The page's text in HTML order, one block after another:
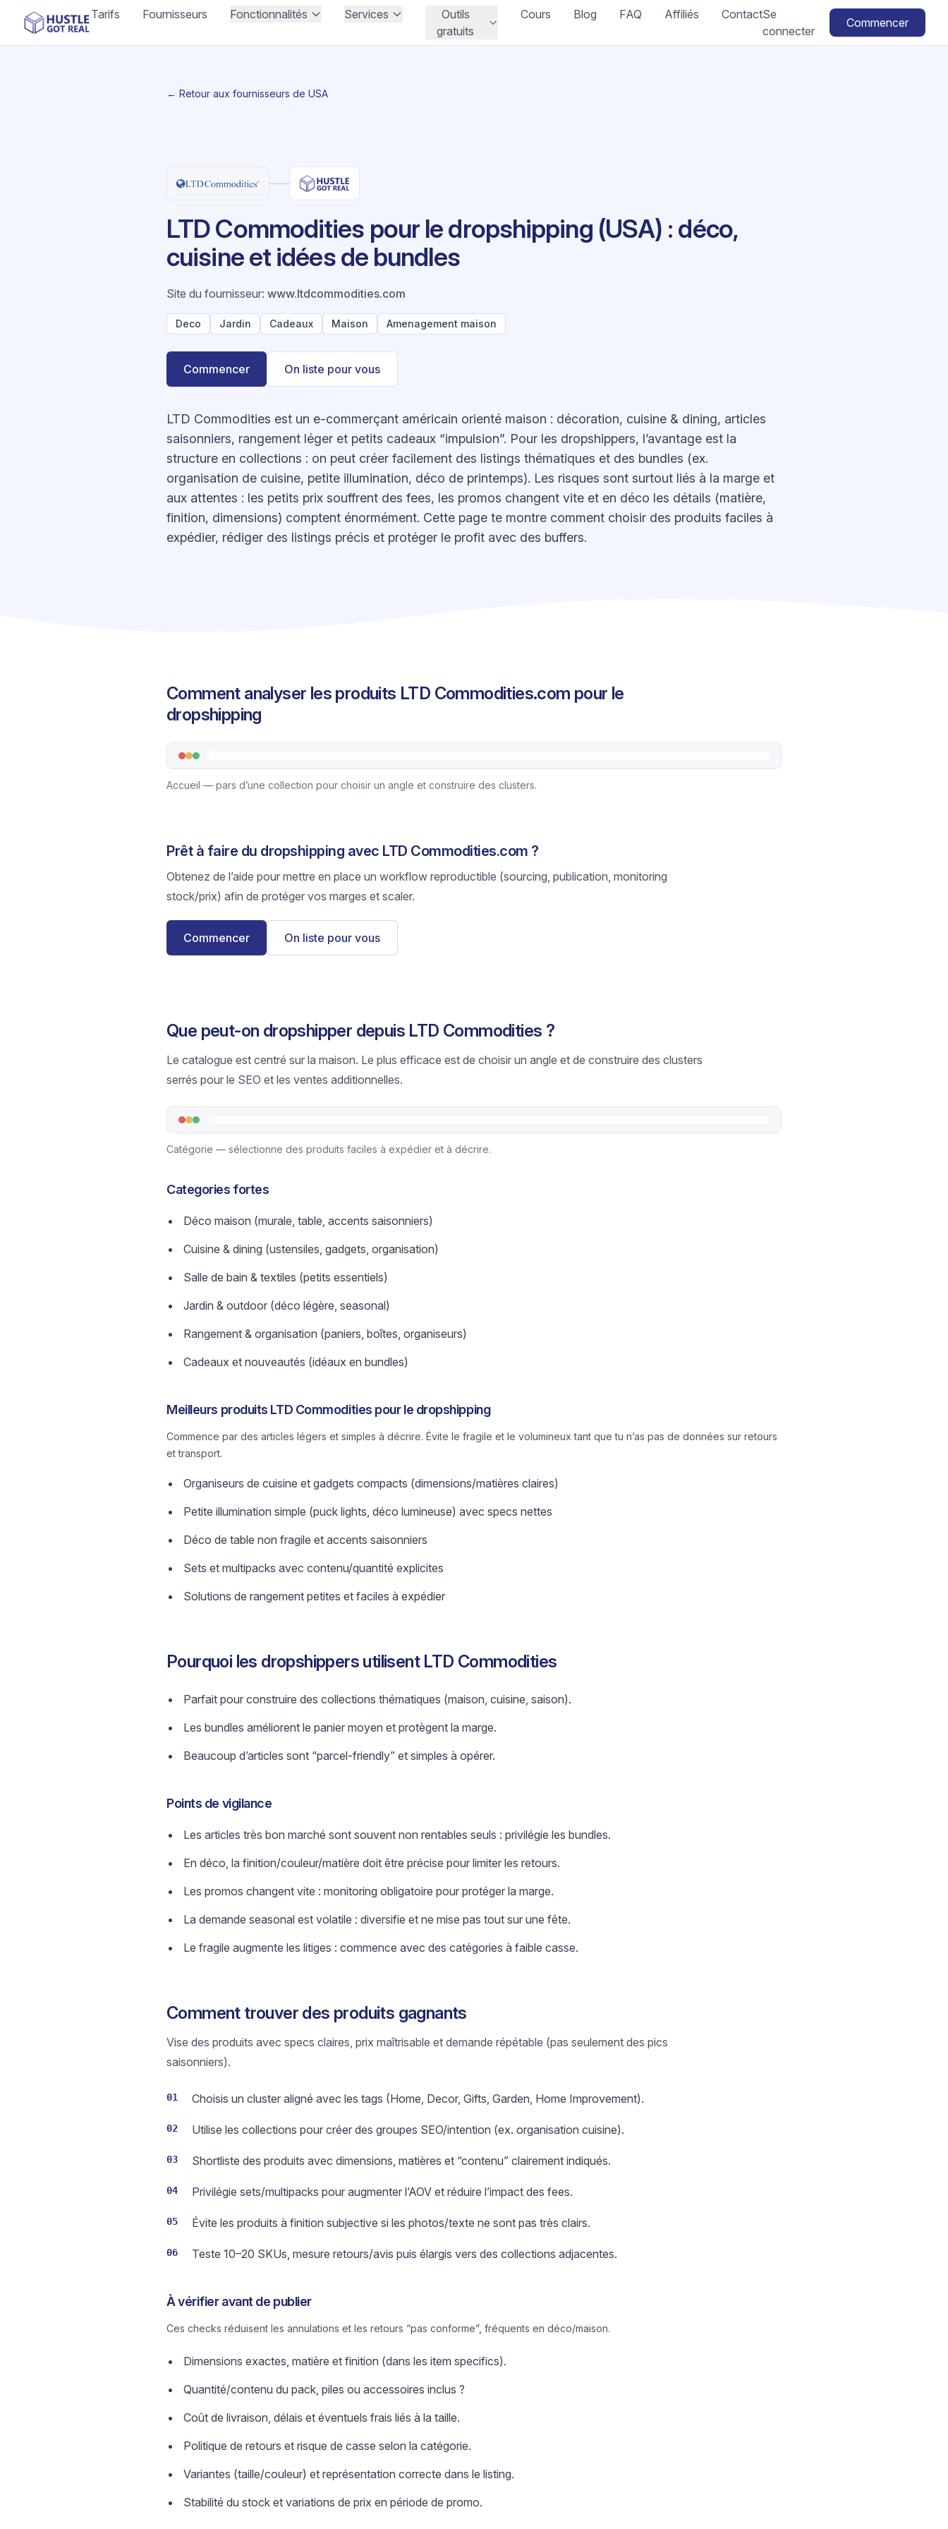
Tarifs Fournisseurs Fonctionnalités Services
Outils
gratuits
Cours Blog FAQ Affiliés ContactSe
connecter
Commencer
← Retour aux fournisseurs de USA
LTD Commodities pour le dropshipping (USA) : déco,
cuisine et idées de bundles
Site du fournisseur: www.ltdcommodities.com
Deco Jardin Cadeaux Maison Amenagement maison
Commencer On liste pour vous
LTD Commodities est un e‑commerçant américain orienté maison : décoration, cuisine & dining, articles
saisonniers, rangement léger et petits cadeaux “impulsion”. Pour les dropshippers, l’avantage est la
structure en collections : on peut créer facilement des listings thématiques et des bundles (ex.
organisation de cuisine, petite illumination, déco de printemps). Les risques sont surtout liés à la marge et
aux attentes : les petits prix souffrent des fees, les promos changent vite et en déco les détails (matière,
finition, dimensions) comptent énormément. Cette page te montre comment choisir des produits faciles à
expédier, rédiger des listings précis et protéger le profit avec des buffers.
Comment analyser les produits LTD Commodities.com pour le
dropshipping
Accueil — pars d’une collection pour choisir un angle et construire des clusters.
Prêt à faire du dropshipping avec LTD Commodities.com ?
Obtenez de l’aide pour mettre en place un workflow reproductible (sourcing, publication, monitoring
stock/prix) afin de protéger vos marges et scaler.
Commencer On liste pour vous
Que peut‑on dropshipper depuis LTD Commodities ?
Le catalogue est centré sur la maison. Le plus efficace est de choisir un angle et de construire des clusters
serrés pour le SEO et les ventes additionnelles.
Catégorie — sélectionne des produits faciles à expédier et à décrire.
Categories fortes
Déco maison (murale, table, accents saisonniers)
Cuisine & dining (ustensiles, gadgets, organisation)
Salle de bain & textiles (petits essentiels)
Jardin & outdoor (déco légère, seasonal)
Rangement & organisation (paniers, boîtes, organiseurs)
Cadeaux et nouveautés (idéaux en bundles)
Meilleurs produits LTD Commodities pour le dropshipping
Commence par des articles légers et simples à décrire. Évite le fragile et le volumineux tant que tu n’as pas de données sur retours
et transport.
Organiseurs de cuisine et gadgets compacts (dimensions/matières claires)
Petite illumination simple (puck lights, déco lumineuse) avec specs nettes
Déco de table non fragile et accents saisonniers
Sets et multipacks avec contenu/quantité explicites
Solutions de rangement petites et faciles à expédier
Pourquoi les dropshippers utilisent LTD Commodities
Parfait pour construire des collections thématiques (maison, cuisine, saison).
Les bundles améliorent le panier moyen et protègent la marge.
Beaucoup d’articles sont “parcel‑friendly” et simples à opérer.
Points de vigilance
Les articles très bon marché sont souvent non rentables seuls : privilégie les bundles.
En déco, la finition/couleur/matière doit être précise pour limiter les retours.
Les promos changent vite : monitoring obligatoire pour protéger la marge.
La demande seasonal est volatile : diversifie et ne mise pas tout sur une fête.
Le fragile augmente les litiges : commence avec des catégories à faible casse.
Comment trouver des produits gagnants
Vise des produits avec specs claires, prix maîtrisable et demande répétable (pas seulement des pics
saisonniers).
01 Choisis un cluster aligné avec les tags (Home, Decor, Gifts, Garden, Home Improvement).
02 Utilise les collections pour créer des groupes SEO/intention (ex. organisation cuisine).
03 Shortliste des produits avec dimensions, matières et “contenu” clairement indiqués.
04 Privilégie sets/multipacks pour augmenter l’AOV et réduire l’impact des fees.
05 Évite les produits à finition subjective si les photos/texte ne sont pas très clairs.
06 Teste 10–20 SKUs, mesure retours/avis puis élargis vers des collections adjacentes.
À vérifier avant de publier
Ces checks réduisent les annulations et les retours “pas conforme”, fréquents en déco/maison.
Dimensions exactes, matière et finition (dans les item specifics).
Quantité/contenu du pack, piles ou accessoires inclus ?
Coût de livraison, délais et éventuels frais liés à la taille.
Politique de retours et risque de casse selon la catégorie.
Variantes (taille/couleur) et représentation correcte dans le listing.
Stabilité du stock et variations de prix en période de promo.